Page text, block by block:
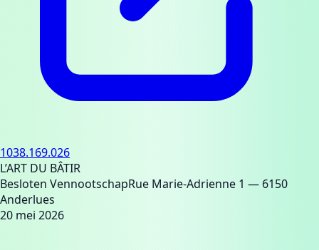
1038.169.026
L’ART DU BÂTIR
Besloten VennootschapRue Marie-Adrienne 1 — 6150
Anderlues
20 mei 2026